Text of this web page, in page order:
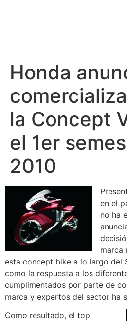
Honda
la Concept
el 1er
2010
en el
no ha
marca
esta concept bike a lo largo del
como la respuesta a los
cumplimentados por parte de
marca y expertos del sector ha
Como resultado, el top